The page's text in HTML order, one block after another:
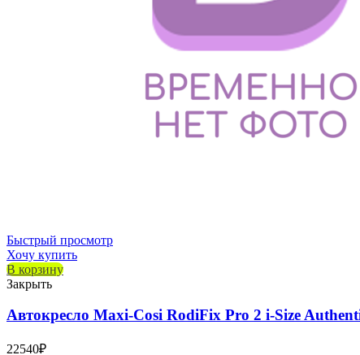
Быстрый просмотр
Хочу купить
В корзину
Закрыть
Автокресло Maxi-Cosi RodiFix Pro 2 i-Size
22540₽